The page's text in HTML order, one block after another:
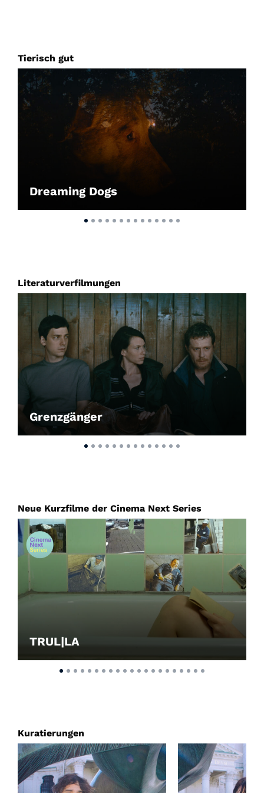
Tierisch gut
Dreaming Dogs
Literaturverfilmungen
Grenzgänger
Neue Kurzfilme der Cinema Next Series
TRUL|LA
Kuratierungen